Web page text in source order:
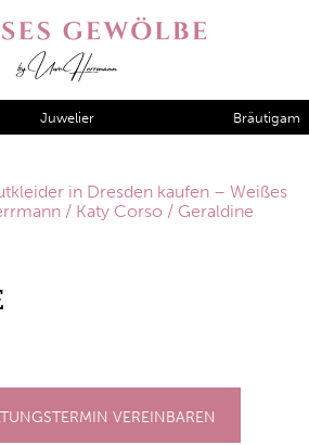
Juwelier Bräutigam
in Dresden kaufen – Weißes
/ Katy Corso / Geraldine
VEREINBAREN